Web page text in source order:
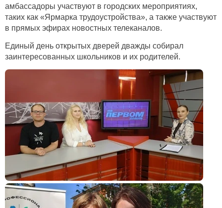
амбассадоры участвуют в городских мероприятиях,
таких как «Ярмарка трудоустройства», а также участвуют
в прямых эфирах новостных телеканалов.
Единый день открытых дверей дважды собирал
заинтересованных школьников и их родителей.